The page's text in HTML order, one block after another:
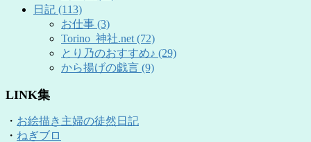
日記 (113)
お仕事 (3)
Torino_神社.net (72)
とり乃のおすすめ♪ (29)
から揚げの戯言 (9)
LINK集
・ お絵描き主婦の徒然日記
・ ねぎブロ